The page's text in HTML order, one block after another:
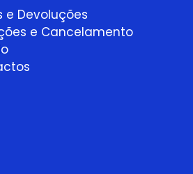
e Devoluções
e Cancelamento